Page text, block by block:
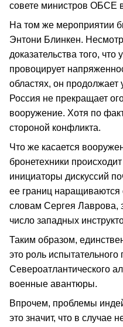
совете министров ОБСЕ
На том же мероприятии
Энтони Блинкен.
доказательства того,
провоцирует
областях, он продолжает
Россия не прекращает
вооружение. Хотя по
стороной конфликта.
Что же касается
бронетехники
инициаторы дискуссий
ее границ
словам Сергея Лаврова,
число западных
Таким образом,
это роль испытательного
Североатлантического
военные авантюры.
Впрочем, проблемы
это значит, что в случае